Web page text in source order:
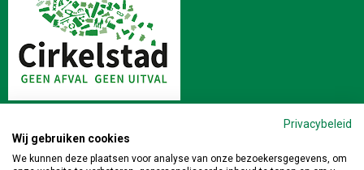
Stichting Veilig en Milieukundig Slopen | Postbus 64 4190 CB
Privacybeleid
Wij gebruiken cookies
We kunnen deze plaatsen voor analyse van onze bezoekersgegevens, om